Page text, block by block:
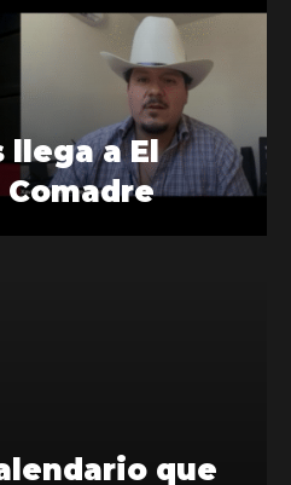
llega a El
que